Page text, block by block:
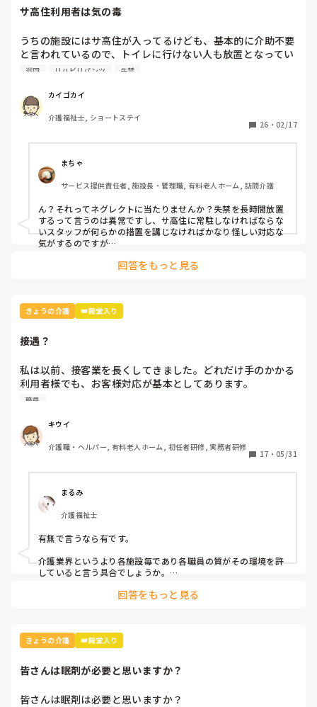
サ高住利用者は気の毒
うちの施設にはサ高住が入ってるけども、基本的に介助不要
と言われているので、トイレに行けない人も放置となってい
る。
夜勤帯には、介護職員が巡回するからそこで多量失禁のリハ
パンとかズボンを交換するけど、夜勤が帰ったらまた次の夜
勤が出勤してくるまで放置となるそうだ。
どうしてもサ高住に職員を置きたくないようなんだけども、
これでいいわけがないと思いつつ、会社の決まりだからどう
にも出来ないか。
巡回 リハビリパンツ 失禁
カイゴカイ
介護福祉士, ショートステイ
26 ・ 02/17
まちゃ
サービス提供責任者, 施設長・管理職, 有料老人ホーム, 訪問介護
ん？それってネグレクトに当たりませんか？失禁を長時間放置
するって言うのは異常ですし、サ高住に常駐しなければならな
いスタッフが何らかの措置を講じなければかなり怪しい対応な
気がするのですが…
回答をもっと見る
きょうの介護 👑殿堂入り
接遇？
私は以前、接客業を長くしてきました。どれだけ手のかかる
利用者様でも、お客様対応が基本としてあります。
先日気になることがありました。入院しADLが落ちて戻って
大変になる等を平気で話している職員がいました。その利用
者様が転倒した時も、他利用者に聞こえる様な大きな声で転
倒した事を話していました。
介護業界あるあるですか？
職員
キウイ
介護職・ヘルパー, 有料老人ホーム, 初任者研修, 実務者研修
17 ・ 05/31
まるみ
介護福祉士
有無で言うなら有です。
介護業界というより各施設毎であり各職員の質がその環境を許
していると言う具合でしょうか。
ア、志等は年々低下している事をひしひし感じるところです。
私も住宅型有料の夜勤専従をしていますが正直現職場が1番ケ
アの質の悪さに幻滅しているところです。家庭の事情で転職が
中々出来ないのですが事情が終わったら転職するか介護業界か
ら去ろうと思っています。
回答をもっと見る
きょうの介護 👑殿堂入り
皆さんは眠剤が必要と思いますか？
皆さんは眠剤は必要と思いますか？